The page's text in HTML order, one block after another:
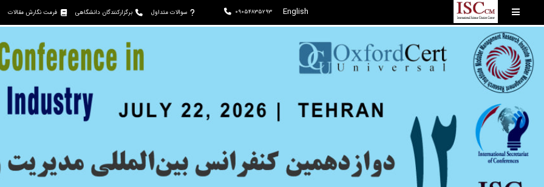
English
09054835293 سوالات متداول برگزارکنندگان دانشگاهی فرمت نگارش مقالات